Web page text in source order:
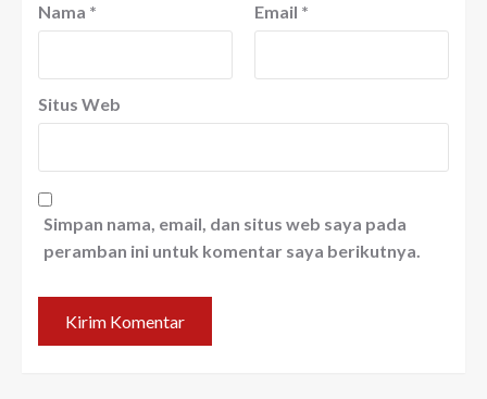
Nama * Email *
Situs Web
Simpan nama, email, dan situs web saya pada
peramban ini untuk komentar saya berikutnya.